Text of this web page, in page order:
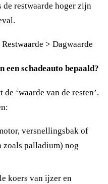
de restwaarde hoger zijn
> Dagwaarde
een schadeauto bepaald?
‘waarde van de resten’.
versnellingsbak of
zoals palladium) nog
koers van ijzer en